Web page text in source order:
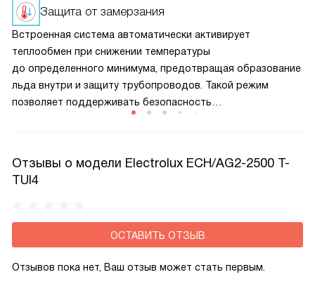
неисправности, делая управление более удобным.
Современный интерфейс повышает безопасность
и комфорт использования.
Защита от замерзания
Встроенная система автоматически активирует
теплообмен при снижении температуры
до определенного минимума, предотвращая образование
льда внутри и защиту трубопроводов. Такой режим
позволяет поддерживать безопасность
постоянного ручного контроля.
Отзывы о модели Electrolux ECH/AG2-2500 T-
TUI4
ОСТАВИТЬ ОТЗЫВ
Отзывов пока нет, Ваш отзыв может стать первым.